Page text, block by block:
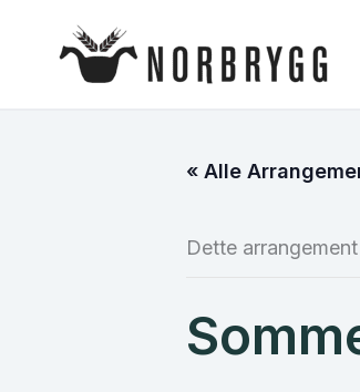
« Alle
Dette